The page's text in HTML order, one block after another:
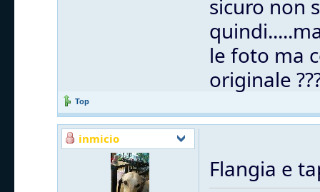
sicuro non
le foto ma
originale
Top
inmicio
Flangia e